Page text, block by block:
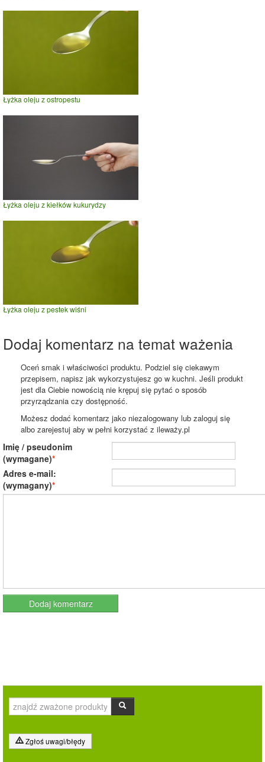
Łyżka oleju z ostropestu
Łyżka oleju z kiełków kukurydzy
Łyżka oleju z pestek wiśni
Dodaj komentarz na temat ważenia
Oceń smak i właściwości produktu. Podziel się ciekawym
przepisem, napisz jak wykorzystujesz go w kuchni. Jeśli produkt
jest dla Ciebie nowością nie krępuj się pytać o sposób
przyrządzania czy dostępność.
Możesz dodać komentarz jako niezalogowany lub zaloguj się
albo zarejestuj aby w pełni korzystać z ileważy.pl
Imię / pseudonim
(wymagane)
Adres e-mail:
(wymagany)
Zgłoś uwagi/błędy